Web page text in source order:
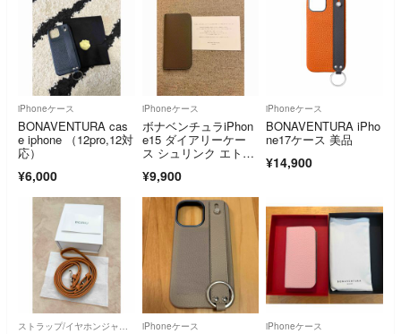
iPhoneケース
BONAVENTURA cas
e iphone （12pro,12対
応）
¥6,000
iPhoneケース
ボナベンチュラiPhon
e15 ダイアリーケー
ス シュリンク エトー
¥9,900
iPhoneケース
BONAVENTURA iPho
ne17ケース 美品
¥14,900
ストラップ/イヤホンジャック iPhoneケース iPhoneケース